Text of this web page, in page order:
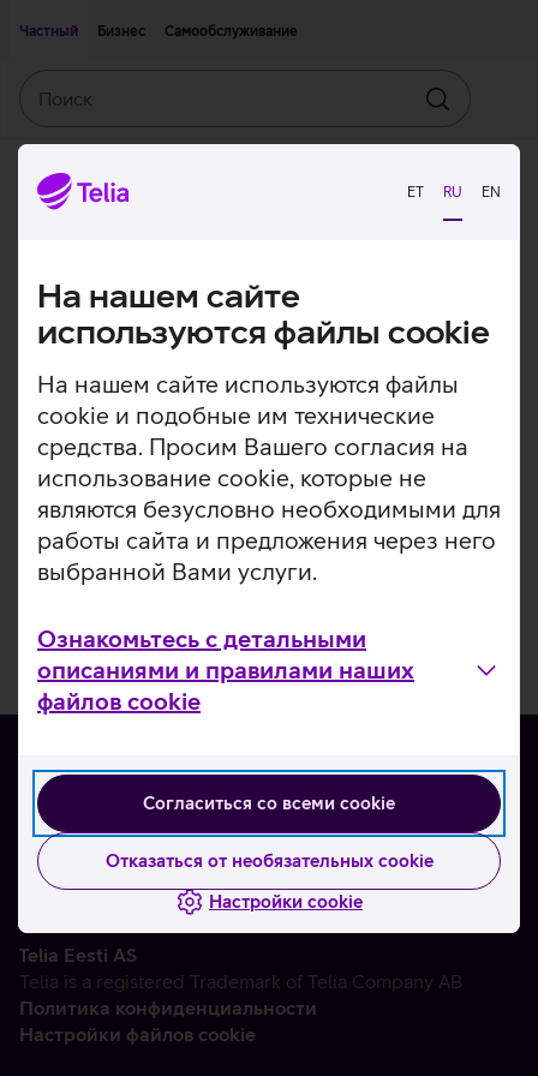
ET RU EN
На нашем сайте
используются файлы cookie
На нашем сайте используются файлы
cookie и подобные им технические
средства. Просим Вашего согласия на
использование cookie, которые не
являются безусловно необходимыми для
работы сайта и предложения через него
выбранной Вами услуги.
Ознакомьтесь с детальными
описаниями и правилами наших
файлов cookie
Согласиться со всеми cookie
Отказаться от необязательных cookie
Настройки cookie
Частный
Бизнес Самообслуживание
Искать
О нас
Контакты
Партнерам
Telia Eesti AS
Telia is a registered Trademark of Telia Company AB
Политика конфиденциальности
Настройки файлов cookie